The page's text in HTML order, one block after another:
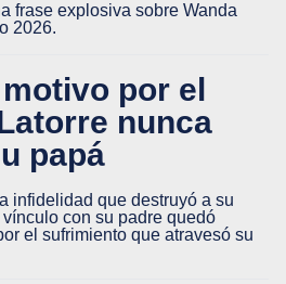
frase explosiva sobre Wanda
2026.
por el
nunca
papá
infidelidad que destruyó a su
con su padre quedó
el sufrimiento que atravesó su